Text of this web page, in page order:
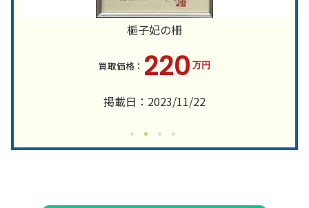
梔子妃の柵
220 万円
掲載日：2023/11/22